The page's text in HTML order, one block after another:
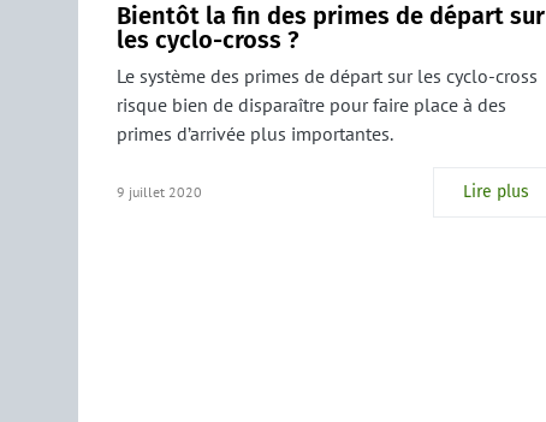
Bientôt la fin des primes de départ sur
les cyclo-cross ?
Le système des primes de départ sur les cyclo-cross
risque bien de disparaître pour faire place à des
primes d’arrivée plus importantes.
9 juillet 2020 Lire plus